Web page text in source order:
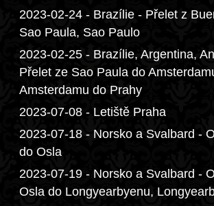
2023-02-24 - Brazílie - Přelet z
Sao Paula, Sao Paulo
2023-02-25 - Brazílie, Argentina,
Přelet ze Sao Paula do
Amsterdamu do Prahy
2023-07-08 - Letiště Praha
2023-07-18 - Norsko a Svalbard -
do Osla
2023-07-19 - Norsko a Svalbard -
Osla do Longyearbyenu,